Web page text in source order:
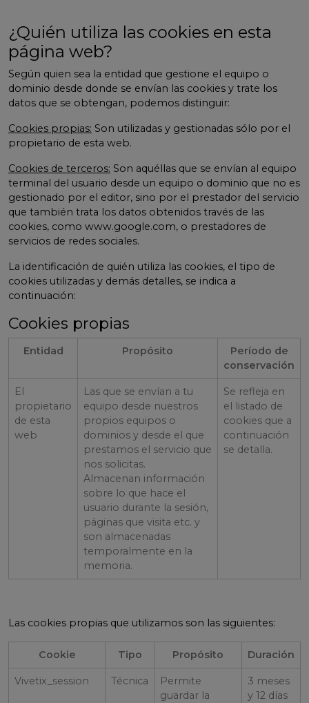
¿Quién utiliza las cookies en esta
página web?
Según quien sea la entidad que gestione el equipo o
dominio desde donde se envían las cookies y trate los
datos que se obtengan, podemos distinguir:
Cookies propias: Son utilizadas y gestionadas sólo por el
propietario de esta web.
Cookies de terceros: Son aquéllas que se envían al equipo
terminal del usuario desde un equipo o dominio que no es
gestionado por el editor, sino por el prestador del servicio
que también trata los datos obtenidos través de las
cookies, como www.google.com, o prestadores de
servicios de redes sociales.
La identificación de quién utiliza las cookies, el tipo de
cookies utilizadas y demás detalles, se indica a
continuación:
Cookies propias
Entidad Propósito
Período de
conservación
El
propietario
de esta
web
Las que se envían a tu
equipo desde nuestros
propios equipos o
dominios y desde el que
prestamos el servicio que
nos solicitas.
Almacenan información
sobre lo que hace el
usuario durante la sesión,
páginas que visita etc. y
son almacenadas
temporalmente en la
memoria.
Se refleja en
el listado de
cookies que a
continuación
se detalla.
Las cookies propias que utilizamos son las siguientes:
Cookie Tipo Propósito Duración
Vivetix_session Técnica
Permite
guardar la
3 meses
y 12 días